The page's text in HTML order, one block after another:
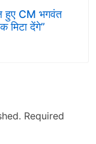
हुए CM भगवंत
मिटा देंगे”
Required